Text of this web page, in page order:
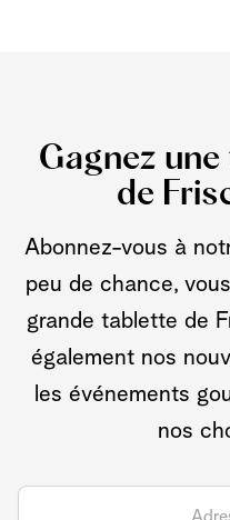
Gagnez
de
Abonnez-vous à
peu de chance,
grande tablette de
également nos
les événements
nos